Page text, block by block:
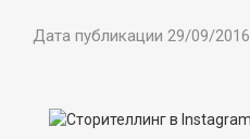
Дата публикации 29/09/2016